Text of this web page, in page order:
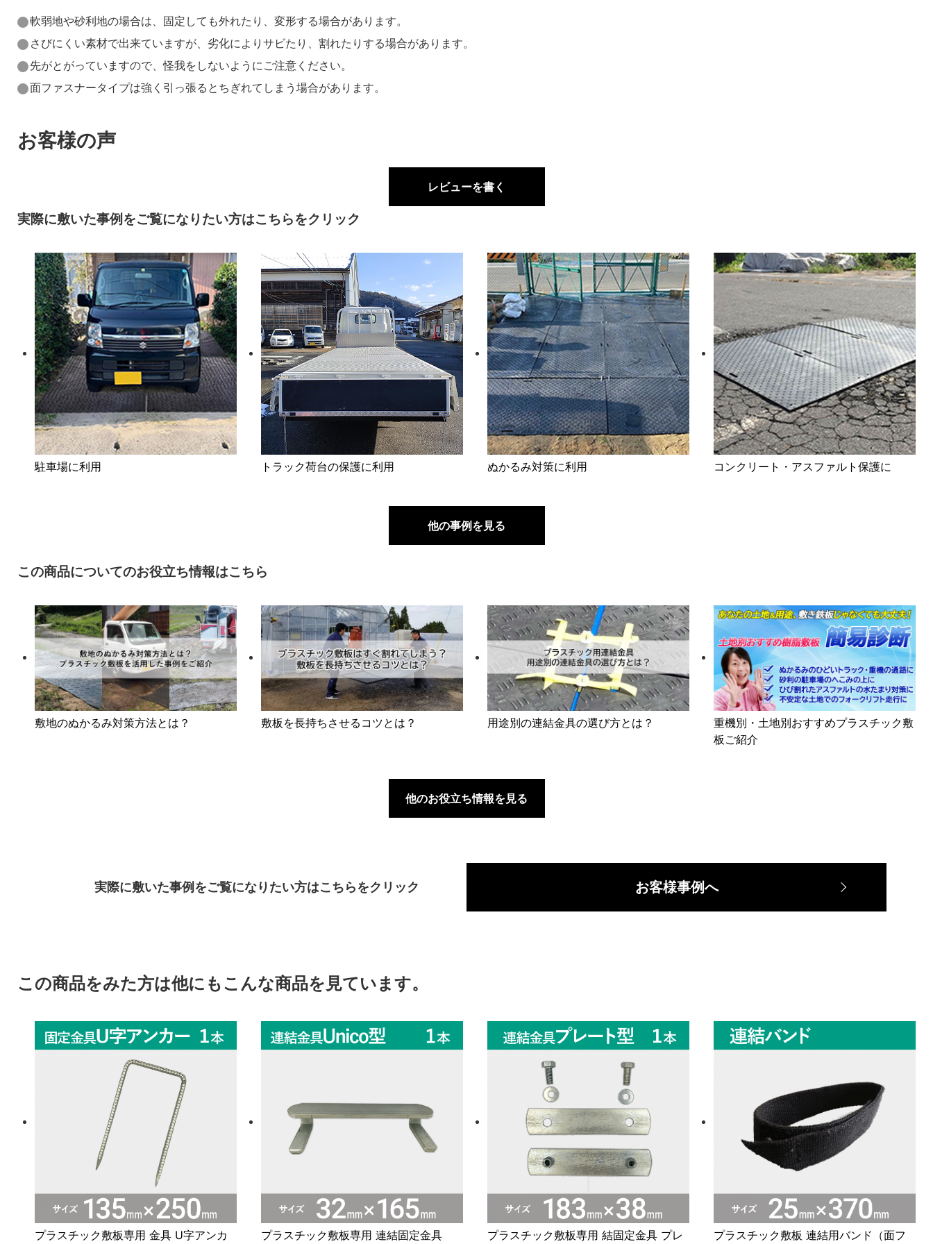
軟弱地や砂利地の場合は、固定しても外れたり、変形する場合があります。
さびにくい素材で出来ていますが、劣化によりサビたり、割れたりする場合があります。
先がとがっていますので、怪我をしないようにご注意ください。
面ファスナータイプは強く引っ張るとちぎれてしまう場合があります。
お客様の声
レビューを書く
実際に敷いた事例をご覧になりたい方はこちらをクリック
駐車場に利用 トラック荷台の保護に利用 ぬかるみ対策に利用 コンクリート・アスファルト保護に
他の事例を見る
この商品についてのお役立ち情報はこちら
敷地のぬかるみ対策方法とは？ 敷板を長持ちさせるコツとは？ 用途別の連結金具の選び方とは？
重機別・土地別おすすめプラスチック敷
板ご紹介
他のお役立ち情報を見る
実際に敷いた事例をご覧になりたい方はこちらをクリック お客様事例へ
この商品をみた方は他にもこんな商品を見ています。
プラスチック敷板専用 金具 U字アンカ プラスチック敷板専用 連結固定金具 プラスチック敷板専用 結固定金具 プレ プラスチック敷板 連結用バンド（面フ